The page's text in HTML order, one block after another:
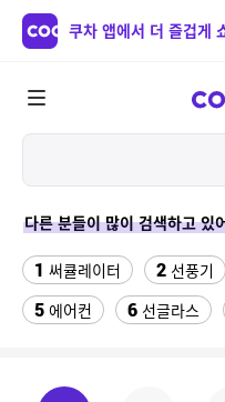
쿠차 앱에서 더 즐겁게
다른 분들이 많이 검색하고 있
1 써큘레이터 2 선풍기
5 에어컨 6 선글라스
12 팔찌부자재